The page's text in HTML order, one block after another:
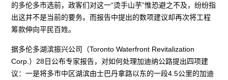
的多伦多市选前，政客们对这一“烫手山芋”惟恐避之不及，纷纷指
出这并不是当前的要务。而报告中提出的数项建议却再次将工程
筹款伸向平民百姓。
据多伦多湖滨振兴公司（Toronto Waterfront Revitalization
Corp.）28日公布专家报告，对如何处理加迪纳公路提出四项建
议：一是将多市中区湖滨由士巴丹拿路以东的一段4.5公里的加迪